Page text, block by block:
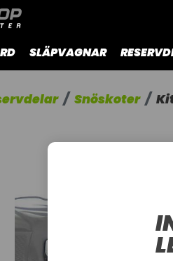
SLÄPVAGNAR
Snöskoter